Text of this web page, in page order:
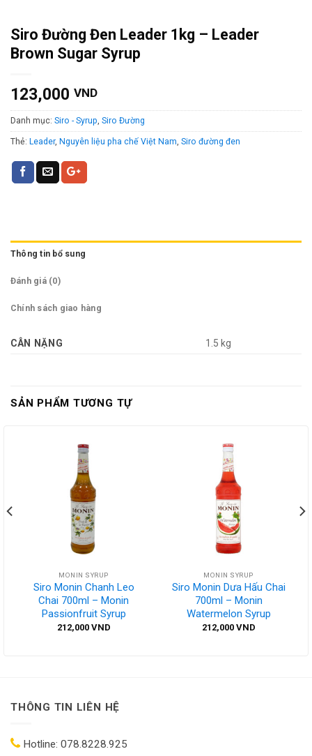
Siro Đường Đen Leader 1kg – Leader
Brown Sugar Syrup
123,000 VND
Danh mục: Siro - Syrup, Siro Đường
Thẻ: Leader, Nguyên liệu pha chế Việt Nam, Siro đường đen
Thông tin bổ sung
Đánh giá (0)
Chính sách giao hàng
CÂN NẶNG 1.5 kg
SẢN PHẨM TƯƠNG TỰ
MONIN SYRUP
Siro Monin Chanh Leo
Chai 700ml – Monin
Passionfruit Syrup
212,000 VND
MONIN SYRUP
Siro Monin Dưa Hấu Chai
700ml – Monin
Watermelon Syrup
212,000 VND
THÔNG TIN LIÊN HỆ
Hotline: 078.8228.925